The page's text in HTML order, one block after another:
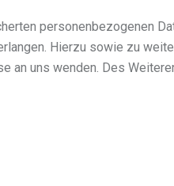
personenbezogenen
Hierzu sowie zu
an uns wenden. Des